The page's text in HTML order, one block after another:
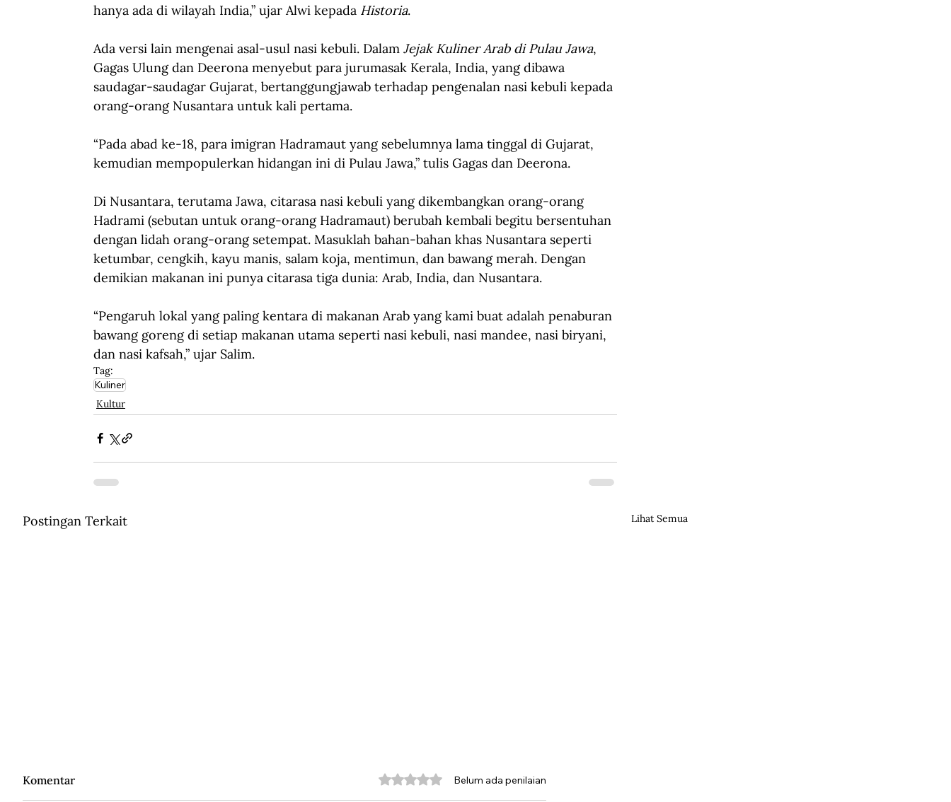
hanya ada di wilayah India,” ujar Alwi kepada Historia.
Ada versi lain mengenai asal-usul nasi kebuli. Dalam Jejak Kuliner Arab di Pulau Jawa,
Gagas Ulung dan Deerona menyebut para jurumasak Kerala, India, yang dibawa
saudagar-saudagar Gujarat, bertanggungjawab terhadap pengenalan nasi kebuli kepada
orang-orang Nusantara untuk kali pertama.
“Pada abad ke-18, para imigran Hadramaut yang sebelumnya lama tinggal di Gujarat,
kemudian mempopulerkan hidangan ini di Pulau Jawa,” tulis Gagas dan Deerona.
Di Nusantara, terutama Jawa, citarasa nasi kebuli yang dikembangkan orang-orang
Hadrami (sebutan untuk orang-orang Hadramaut) berubah kembali begitu bersentuhan
dengan lidah orang-orang setempat. Masuklah bahan-bahan khas Nusantara seperti
ketumbar, cengkih, kayu manis, salam koja, mentimun, dan bawang merah. Dengan
demikian makanan ini punya citarasa tiga dunia: Arab, India, dan Nusantara.
“Pengaruh lokal yang paling kentara di makanan Arab yang kami buat adalah penaburan
bawang goreng di setiap makanan utama seperti nasi kebuli, nasi mandee, nasi biryani,
dan nasi kafsah,” ujar Salim.
Tag:
Kuliner
Kultur
Postingan Terkait Lihat Semua
Komentar Dinilai 0 dari 5 bintang.
Belum ada penilaian